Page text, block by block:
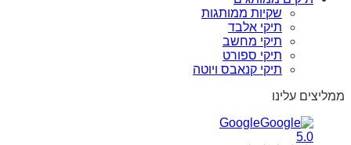
שקיות ממותגות
תיקי אלבד
תיקי מחשב
תיקי ספורט
תיקי קנאבס ויוטה
ממליצים עלינו
Google
5.0